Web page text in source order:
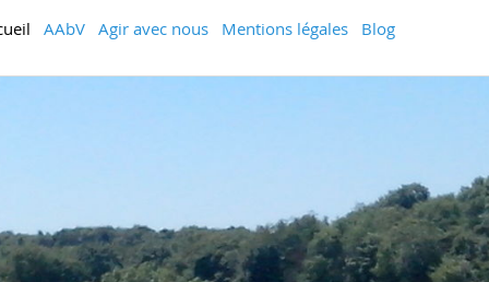
AAbV Agir avec nous Mentions légales Blog